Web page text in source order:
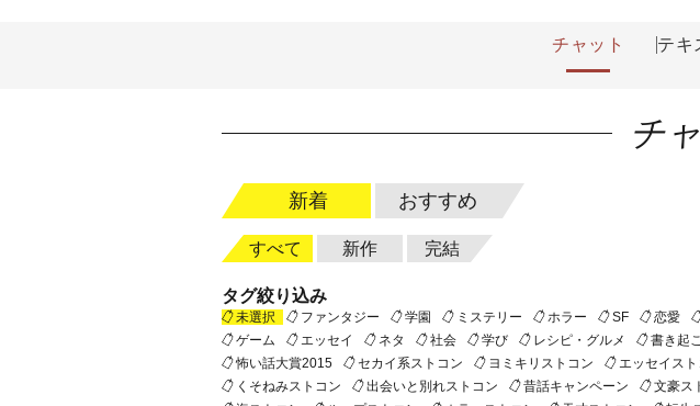
チャット テキ
チ
新着 おすすめ
すべて 新作 完結
タグ絞り込み
未選択 ファンタジー 学園 ミステリー ホラー SF 恋愛
ゲーム
エッセイ ネタ 社会 学び レシピ・グルメ 書き起
怖い話大賞2015
セカイ系ストコン ヨミキリストコン エッセイスト
くそねみストコン
出会いと別れストコン 昔話キャンペーン 文豪ス